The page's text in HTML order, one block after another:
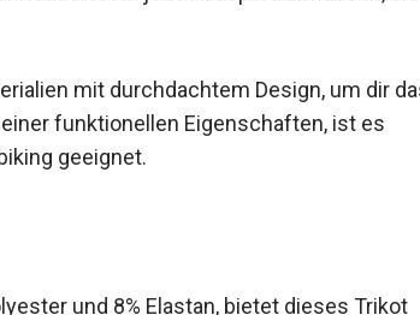
mit durchdachtem Design, um dir
seiner funktionellen Eigenschaften, ist
geeignet.
und 8% Elastan, bietet dieses Trikot